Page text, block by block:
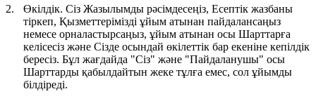
2.
Өкілдік. Сіз Жазылымды рәсімдесеңіз, Есептік жазбаны
тіркеп, Қызметтерімізді ұйым атынан пайдалансаңыз
немесе орналастырсаңыз, ұйым атынан осы Шарттарға
келісесіз және Сізде осындай өкілеттік бар екеніне кепілдік
бересіз. Бұл жағдайда "Сіз" және "Пайдаланушы" осы
Шарттарды қабылдайтын жеке тұлға емес, сол ұйымды
білдіреді.